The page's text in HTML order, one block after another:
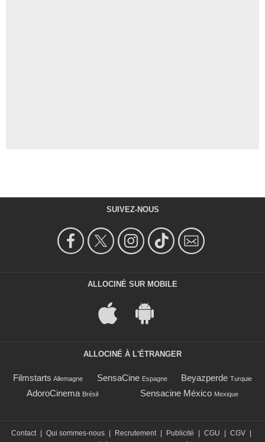
SUIVEZ-NOUS
ALLOCINÉ SUR MOBILE
ALLOCINÉ À L'ÉTRANGER
Filmstarts Allemagne SensaCine Espagne Beyazperde Turquie
AdoroCinema Brésil Sensacine México Mexique
Contact Qui sommes-nous Recrutement Publicité CGU CGV